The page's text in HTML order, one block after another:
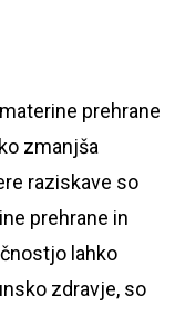
prehrane
zmanjša
raziskave so
prehrane in
lahko
zdravje, so